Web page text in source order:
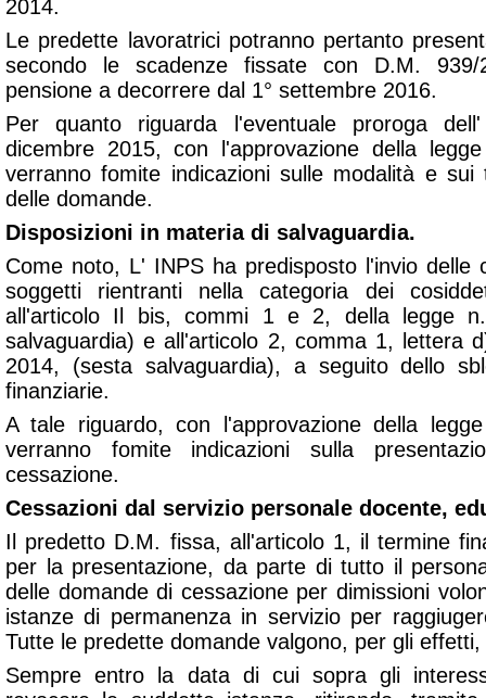
2014.
Le predette lavoratrici potranno pertanto
secondo le scadenze fissate con D.M.
pensione a decorrere dal 1° settembre 2016.
Per quanto riguarda l'eventuale proroga
dicembre 2015, con l'approvazione della
verranno fomite indicazioni sulle modalità e sui
delle domande.
Disposizioni in materia di salvaguardia.
Come noto, L' INPS ha predisposto l'invio delle
soggetti rientranti nella categoria dei
all'articolo Il bis, commi 1 e 2, della legge
salvaguardia) e all'articolo 2, comma 1, lettera
2014, (sesta salvaguardia), a seguito dello
finanziarie.
A tale riguardo, con l'approvazione della
verranno fomite indicazioni sulla
cessazione.
Cessazioni dal servizio personale docente,
Il predetto D.M. fissa, all'articolo 1, il termine
per la presentazione, da parte di tutto il
delle domande di cessazione per dimissioni
istanze di permanenza in servizio per
Tutte le predette domande valgono, per gli
Sempre entro la data di cui sopra gli